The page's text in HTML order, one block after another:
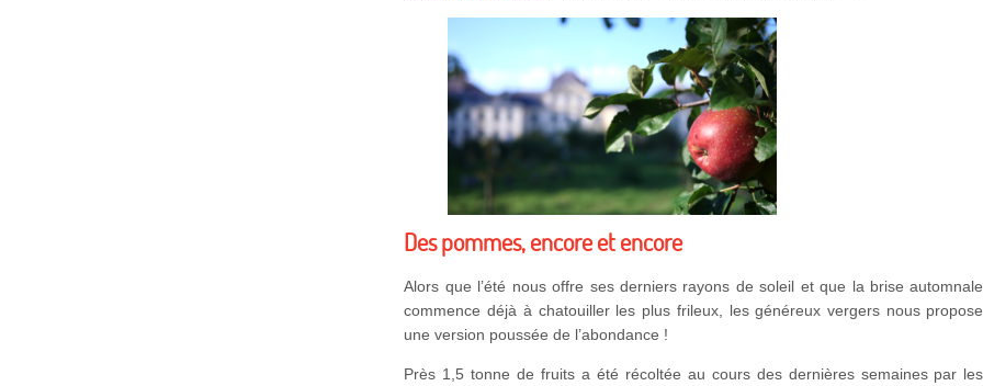
Des pommes, encore et encore
Alors que l’été nous offre ses derniers rayons de soleil et que la brise automnale
commence déjà à chatouiller les plus frileux, les généreux vergers nous propose
une version poussée de l’abondance !
Près 1,5 tonne de fruits a été récoltée au cours des dernières semaines par les